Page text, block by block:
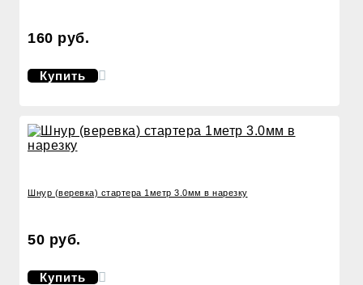
160 руб.
Купить
Шнур (веревка) стартера 1метр 3.0мм в нарезку
50 руб.
Купить